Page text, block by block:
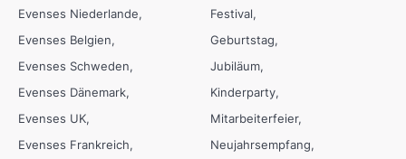
Evenses Niederlande
Evenses Belgien
Evenses Schweden
Evenses Dänemark
Evenses UK
Evenses Frankreich
Festival
Geburtstag
Jubiläum
Kinderparty
Mitarbeiterfeier
Neujahrsempfang